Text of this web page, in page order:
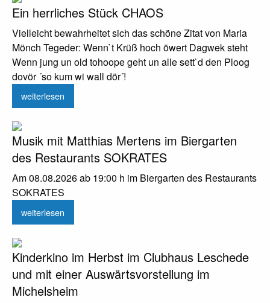
Ein herrliches Stück CHAOS
Vielleicht bewahrheitet sich das schöne Zitat von Maria
Mönch Tegeder: Wenn`t Krüß hoch öwert Dagwek steht
Wenn jung un old tohoope geht un alle sett`d den Ploog
dovör ´so kum wi wall dör´!
weiterlesen
Musik mit Matthias Mertens im Biergarten
des Restaurants SOKRATES
Am 08.08.2026 ab 19:00 h im Biergarten des Restaurants
SOKRATES
weiterlesen
Kinderkino im Herbst im Clubhaus Leschede
und mit einer Auswärtsvorstellung im
Michelsheim